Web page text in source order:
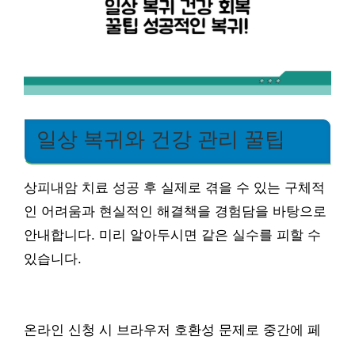
일상 복귀와 건강 관리 꿀팁
상피내암 치료 성공 후 실제로 겪을 수 있는 구체적
인 어려움과 현실적인 해결책을 경험담을 바탕으로
안내합니다. 미리 알아두시면 같은 실수를 피할 수
있습니다.
온라인 신청 시 브라우저 호환성 문제로 중간에 페